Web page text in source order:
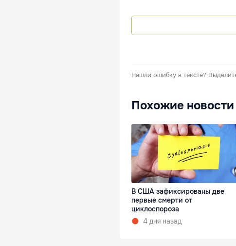
Нашли ошибку в тексте?
Похожие новости
В США зафиксированы две
первые смерти от
циклоспороза
4 дня назад